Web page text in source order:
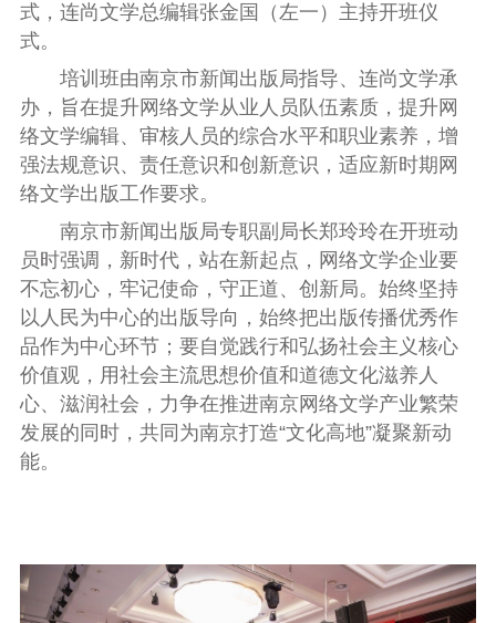
式，连尚文学总编辑张金国（左一）主持开班仪
式。
培训班由南京市新闻出版局指导、连尚文学承
办，旨在提升网络文学从业人员队伍素质，提升网
络文学编辑、审核人员的综合水平和职业素养，增
强法规意识、责任意识和创新意识，适应新时期网
络文学出版工作要求。
南京市新闻出版局专职副局长郑玲玲在开班动
员时强调，新时代，站在新起点，网络文学企业要
不忘初心，牢记使命，守正道、创新局。始终坚持
以人民为中心的出版导向，始终把出版传播优秀作
品作为中心环节；要自觉践行和弘扬社会主义核心
价值观，用社会主流思想价值和道德文化滋养人
心、滋润社会，力争在推进南京网络文学产业繁荣
发展的同时，共同为南京打造“文化高地”凝聚新动
能。